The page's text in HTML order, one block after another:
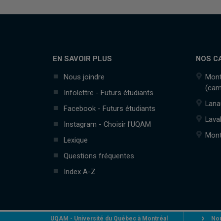
EN SAVOIR PLUS
Nous joindre
Infolettre - Futurs étudiants
Facebook - Futurs étudiants
Instagram - Choisir l'UQAM
Lexique
Questions fréquentes
Index A-Z
NOS
Laval
UQAM - Université du Québec à Montréal